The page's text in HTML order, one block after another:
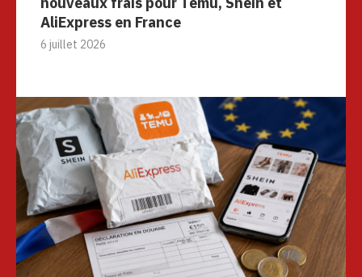
AliExpress en France
6 juillet 2026